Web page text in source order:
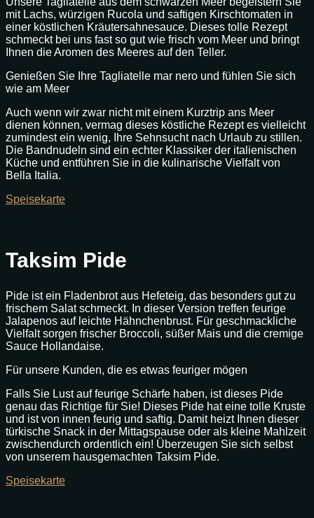
mit Lachs, würzigen Rucola und saftigen Kirschtomaten in
einer köstlichen Kräutersahnesauce. Dieses tolle Rezept
schmeckt bei uns fast so gut wie frisch vom Meer und bringt
Ihnen die Aromen des Meeres auf den Teller.
Genießen Sie Ihre Tagliatelle mar nero und fühlen Sie sich
wie am Meer
Auch wenn wir zwar nicht mit einem Kurztrip ans Meer
dienen können, vermag dieses köstliche Rezept es vielleicht
zumindest ein wenig, Ihre Sehnsucht nach Urlaub zu stillen.
Die Bandnudeln sind ein echter Klassiker der italienischen
Küche und entführen Sie in die kulinarische Vielfalt von
Bella Italia.
Speisekarte
Taksim Pide
Pide ist ein Fladenbrot aus Hefeteig, das besonders gut zu
frischem Salat schmeckt. In dieser Version treffen feurige
Jalapenos auf leichte Hähnchenbrust. Für geschmackliche
Vielfalt sorgen frischer Broccoli, süßer Mais und die cremige
Sauce Hollandaise.
Für unsere Kunden, die es etwas feuriger mögen
Falls Sie Lust auf feurige Schärfe haben, ist dieses Pide
genau das Richtige für Sie! Dieses Pide hat eine tolle Kruste
und ist von innen feurig und saftig. Damit heizt Ihnen dieser
türkische Snack in der Mittagspause oder als kleine Mahlzeit
zwischendurch ordentlich ein! Überzeugen Sie sich selbst
von unserem hausgemachten Taksim Pide.
Speisekarte